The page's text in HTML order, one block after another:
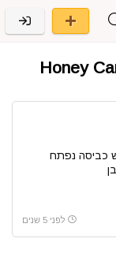
כביסה נפתח
לפני 5 שנים